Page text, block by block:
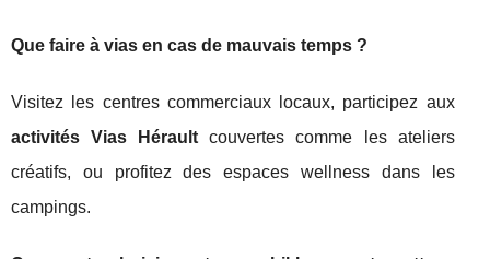
Que faire à vias en cas de mauvais temps ?
Visitez les centres commerciaux locaux, participez aux
activités Vias Héraultcouvertes comme les ateliers
créatifs, ou profitez des espaces wellness dans les
campings.